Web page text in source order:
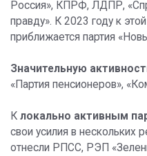
Россия», КПРФ, ЛДПР,
правду». К 2023 году к
приближается партия
Значительную
«Партия пенсионеров»,
К локально активным
свои усилия в нескольких
отнесли РПСС, РЭП